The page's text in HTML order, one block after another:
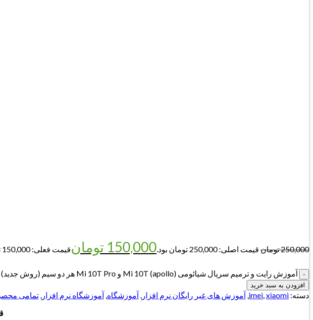
250,000تومان قیمت اصلی: 250,000 تومان بود. 150,000 تومانقیمت فعلی: 150,000 تومان.
آموزش رایت و ترمیم سریال شیائومی (apollo) Mi 10T و Mi 10T Pro هر دو سیم (روش جدید) عدد
افزودن به سبد خرید
دسته: imei xiaomi آموزش های غیر رایگان نرم افزار آموزشگاه آموزشگاه نرم افزار تمامی